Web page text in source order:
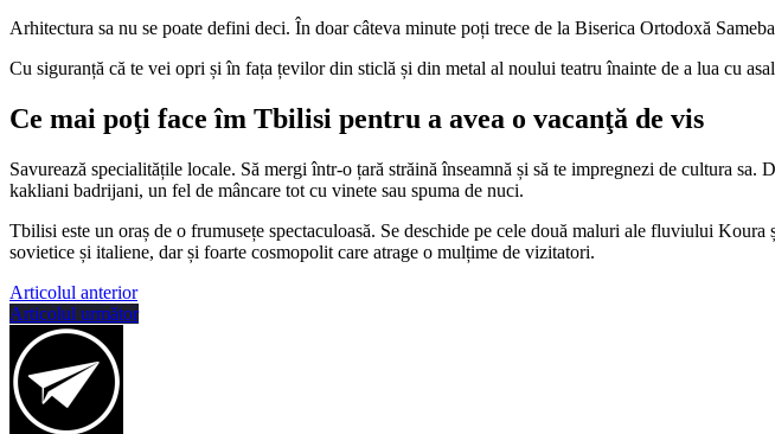
Arhitectura sa nu se poate defini deci. În doar câteva minute poți trece de la Biserica Ortodoxă
Cu siguranță că te vei opri și în fața țevilor din sticlă și din metal al noului teatru înainte de a lua cu
Ce mai poţi face îm Tbilisi pentru a avea o vacanţă de vis
Savurează specialitățile locale. Să mergi într-o țară străină înseamnă și să te impregnezi de cultura
kakliani badrijani, un fel de mâncare tot cu vinete sau spuma de nuci.
Tbilisi este un oraș de o frumusețe spectaculoasă. Se deschide pe cele două maluri ale fluviului
sovietice și italiene, dar și foarte cosmopolit care atrage o mulțime de vizitatori.
Articolul anterior
Articolul următor